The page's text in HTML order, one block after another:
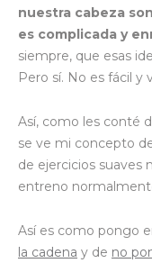
nuestra cabeza
es complicada y
siempre, que esas
Pero sí. No es fácil y
Así, como les conté
se ve mi concepto
de ejercicios suaves
entreno
Así es como pongo
la cadena y de no